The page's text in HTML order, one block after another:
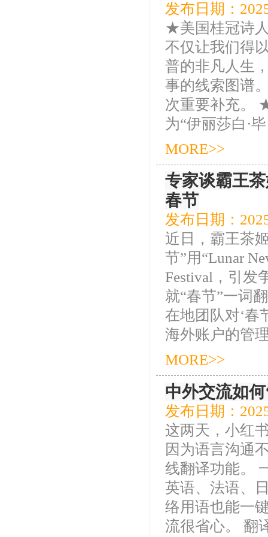
发布日期：
★美国桂冠诗
不仅让我们得
普的非凡人生
事的线索图谱
次重要补充。
为“伊丽莎白·
MORE>>
专家谈霸王
春节
发布日期：
近日，霸王茶
节”用“Lunar
Festival，引发
就“春节”一词
在地团队对‘春
海外账户的管
MORE>>
中外交流如
发布日期：
这两天，小红
因为语言沟通
线翻译功能。
英语、法语、
络用语也能一
流很省心。 翻